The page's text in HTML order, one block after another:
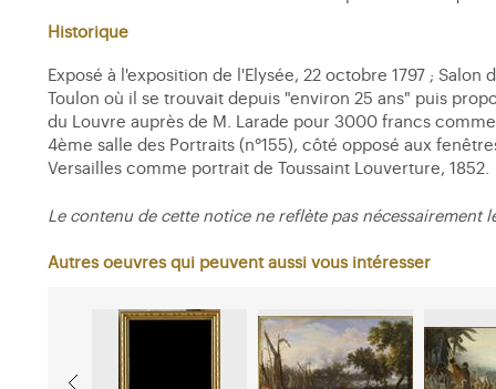
Historique
Exposé à l'exposition de l'Elysée, 22 octobre 1797 ;
Toulon où il se trouvait depuis "environ 25 ans" puis
du Louvre auprès de M. Larade pour 3000 francs
4ème salle des Portraits (n°155), côté opposé aux
Versailles comme portrait de Toussaint Louverture, 1852.
Le contenu de cette notice ne reflète pas nécessairement
Autres oeuvres qui peuvent aussi vous intéresser